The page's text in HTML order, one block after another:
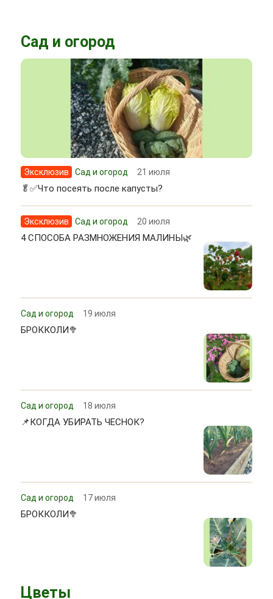
Сад и огород
Эксклюзив Сад и огород 21 июля
🥬✅Что посеять после капусты?
Эксклюзив Сад и огород 20 июля
4 СПОСОБА РАЗМНОЖЕНИЯ МАЛИНЫ🌿
Сад и огород 19 июля
БРОККОЛИ🥦
Сад и огород 18 июля
📌КОГДА УБИРАТЬ ЧЕСНОК?
Сад и огород 17 июля
БРОККОЛИ🥦
Цветы